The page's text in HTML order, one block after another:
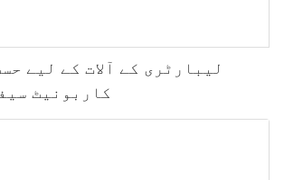
لیبارٹری کے آلات کے لیے
کاربونیٹ